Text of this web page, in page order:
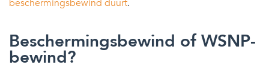
beschermingsbewind duurt.
Beschermingsbewind of WSNP-
bewind?